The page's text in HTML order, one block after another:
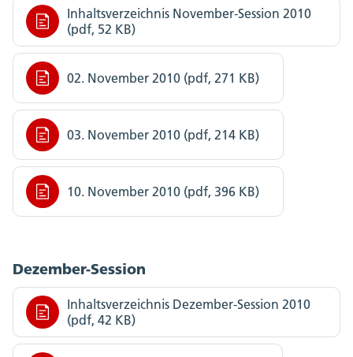
Inhaltsverzeichnis November-Session 2010
(pdf, 52 KB)
02. November 2010 (pdf, 271 KB)
03. November 2010 (pdf, 214 KB)
10. November 2010 (pdf, 396 KB)
Dezember-Session
Inhaltsverzeichnis Dezember-Session 2010
(pdf, 42 KB)